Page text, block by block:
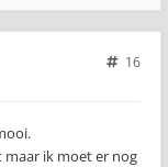
16
maar ik moet er nog